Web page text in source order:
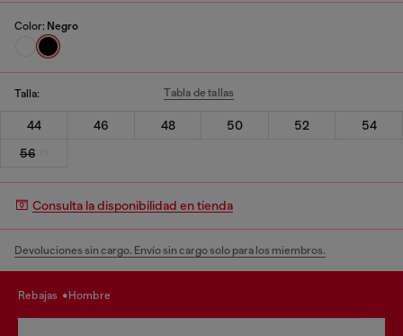
Color: Negro
Talla: Tabla de tallas
44 46 48 50 52
54
56
Consulta la disponibilidad en tienda
Devoluciones sin cargo. Envío sin cargo solo para los miembros.
rebajas hombre